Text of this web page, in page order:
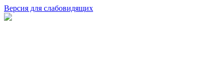
Версия для слабовидящих